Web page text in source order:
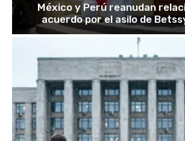
México y Perú reanudan
acuerdo por el asilo de